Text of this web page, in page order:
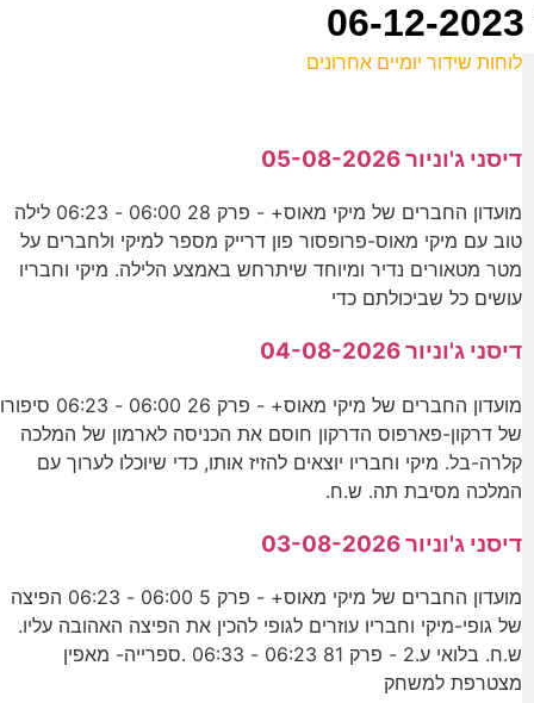
לוחות שידור יומיים אחרונים
דיסני ג'וניור 05-08-2026
מועדון החברים של מיקי מאוס+ - פרק 28 06:00 - 06:23 לילה
טוב עם מיקי מאוס-פרופסור פון דרייק מספר למיקי ולחברים על
מטר מטאורים נדיר ומיוחד שיתרחש באמצע הלילה. מיקי וחבריו
עושים כל שביכולתם כדי
דיסני ג'וניור 04-08-2026
מועדון החברים של מיקי מאוס+ - פרק 26 06:00 - 06:23 סיפורו
של דרקון-פארפוס הדרקון חוסם את הכניסה לארמון של המלכה
קלרה-בל. מיקי וחבריו יוצאים להזיז אותו, כדי שיוכלו לערוך עם
המלכה מסיבת תה. ש.ח.
דיסני ג'וניור 03-08-2026
מועדון החברים של מיקי מאוס+ - פרק 5 06:00 - 06:23 הפיצה
של גופי-מיקי וחבריו עוזרים לגופי להכין את הפיצה האהובה עליו.
ש.ח. בלואי ע.2 - פרק 81 06:23 - 06:33 .ספרייה- מאפין
מצטרפת למשחק